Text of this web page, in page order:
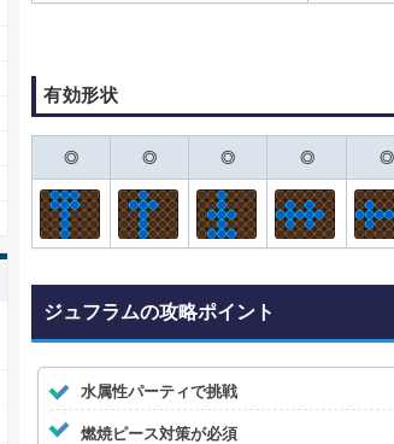
有効形状
◎ ◎ ◎ ◎ ◎
ジュフラムの攻略ポイント
水属性パーティで挑戦
燃焼ピース対策が必須